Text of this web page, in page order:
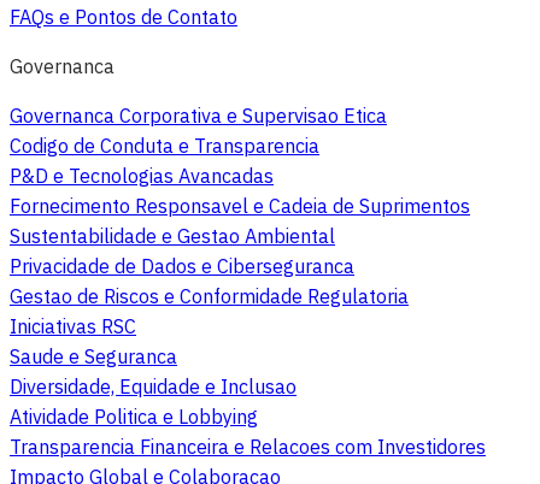
FAQs e Pontos de Contato
Governanca
Governanca Corporativa e Supervisao Etica
Codigo de Conduta e Transparencia
P&D e Tecnologias Avancadas
Fornecimento Responsavel e Cadeia de Suprimentos
Sustentabilidade e Gestao Ambiental
Privacidade de Dados e Ciberseguranca
Gestao de Riscos e Conformidade Regulatoria
Iniciativas RSC
Saude e Seguranca
Diversidade, Equidade e Inclusao
Atividade Politica e Lobbying
Transparencia Financeira e Relacoes com Investidores
Impacto Global e Colaboracao